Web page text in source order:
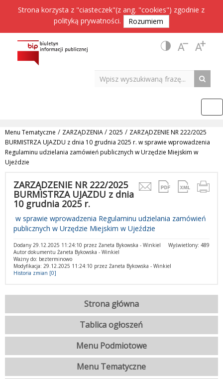
Strona korzysta z "ciasteczek"(z ang. "cookies") zgodnie z
polityką prywatności. Rozumiem
Menu Tematyczne / ZARZĄDZENIA/ 2025 / ZARZĄDZENIE NR 222/2025
BURMISTRZA UJAZDU z dnia 10 grudnia 2025 r. w sprawie wprowadzenia
Regulaminu udzielania zamówień publicznych w Urzędzie Miejskim w
Ujeździe
ZARZĄDZENIE NR 222/2025
BURMISTRZA UJAZDU z dnia
10 grudnia 2025 r.
w sprawie wprowadzenia Regulaminu udzielania zamówień
publicznych w Urzędzie Miejskim w Ujeździe
Wyświetlony: 489
Dodany 29.12.2025 11:24:10 przez Żaneta Bykowska - Winkiel
Autor dokumentu Żaneta Bykowska - Winkiel
Ważny do: bezterminowo
Modyfikacja: 29.12.2025 11:24:10 przez Żaneta Bykowska - Winkiel
Historia zmian [0]
Strona główna
Tablica ogłoszeń
Menu Podmiotowe
Menu Tematyczne